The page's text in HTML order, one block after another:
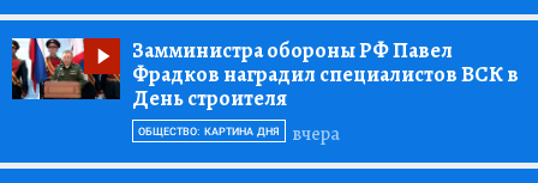
Замминистра обороны РФ Павел
Фрадков наградил специалистов ВСК в
День строителя
вчера
ОБЩЕСТВО: КАРТИНА ДНЯ